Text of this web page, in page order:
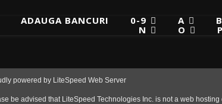
ADAUGA BANCURI 0-9 A B
N
O P